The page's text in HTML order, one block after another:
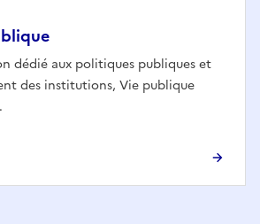
dédié aux politiques publiques et
des institutions, Vie publique